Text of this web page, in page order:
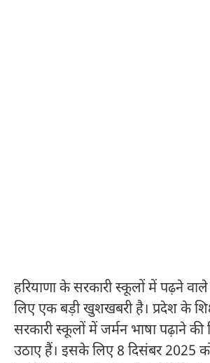
हरियाणा के सरकारी स्कूलों में पढ़ने वाले
लिए एक बड़ी खुशखबरी है। प्रदेश के
सरकारी स्कूलों में जर्मन भाषा पढ़ाने
उठाए हैं। इसके लिए 8 दिसंबर 2025